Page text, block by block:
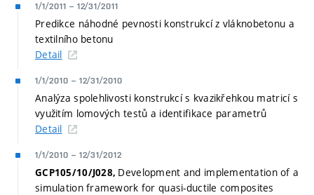
1/1/2011 – 12/31/2011
Predikce náhodné pevnosti konstrukcí z vláknobetonu a
textilního betonu
Detail
1/1/2010 – 12/31/2010
Analýza spolehlivosti konstrukcí s kvazikřehkou matricí s
využitím lomových testů a identifikace parametrů
Detail
1/1/2010 – 12/31/2012
GCP105/10/J028, Development and implementation of a
simulation framework for quasi-ductile composites